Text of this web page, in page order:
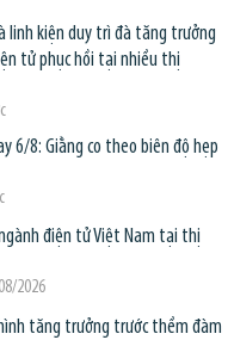
linh kiện duy trì đà tăng trưởng
tử phục hồi tại nhiều thị
6/8: Giằng co theo biên độ hẹp
điện tử Việt Nam tại thị
2026
tăng trưởng trước thềm đàm